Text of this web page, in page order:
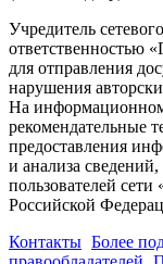
Учредитель
ответственностью
для отправления
нарушения
На
рекомендательные
предоставления
и анализа
пользователей
Российской
Контакты Более